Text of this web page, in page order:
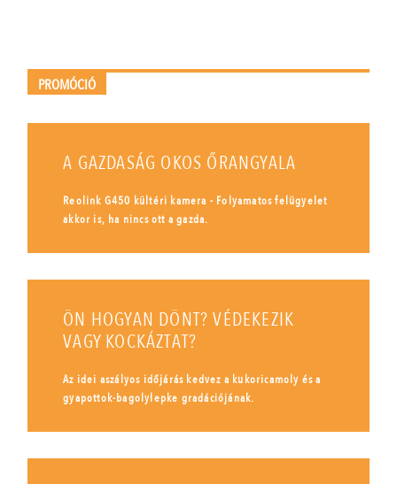
PROMÓCIÓ
A GAZDASÁG OKOS ŐRANGYALA
Reolink G450 kültéri kamera - Folyamatos felügyelet
akkor is, ha nincs ott a gazda.
ÖN HOGYAN DÖNT? VÉDEKEZIK
VAGY KOCKÁZTAT?
Az idei aszályos időjárás kedvez a kukoricamoly és a
gyapottok-bagolylepke gradációjának.